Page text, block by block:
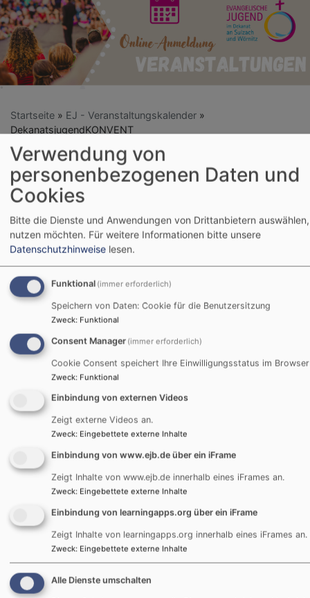
Startseite
EJ - Veranstaltungskalender
DekanatsjugendKONVENT
Im Menü kannst du das passende
Jahr wählen und dich bspw. zum
nächsten Konvent anmelden oder
die Erklärvideos anschauen.
oder klicke hier:
https://www.dekanat-feuchtwangen.de/Konvent-2026
https://www.dekanat-feuchtwangen.de/Konvent-2025
http://www.dekanat-feuchtwangen.de/Konvent-2023
http://www.dekanat-feuchtwangen.de/Konvent-2021
In Zukunft wird diese Zwischenseite
Verwendung von
personenbezogenen Daten und
Cookies
Bitte die Dienste und Anwendungen von Drittanbietern
nutzen möchten. Für weitere Informationen bitte unsere
Datenschutzhinweise lesen.
Funktional (immer erforderlich)
Speichern von Daten: Cookie für die Benutzersitzung
Zweck: Funktional
Consent Manager (immer erforderlich)
Cookie Consent speichert Ihre Einwilligungsstatus im Browser
Zweck: Funktional
Einbindung von externen Videos
Zeigt externe Videos an.
Zweck: Eingebettete externe Inhalte
Einbindung von www.ejb.de über ein iFrame
Zeigt Inhalte von www.ejb.de innerhalb eines iFrames an.
Zweck: Eingebettete externe Inhalte
Einbindung von learningapps.org über ein iFrame
Zeigt Inhalte von learningapps.org innerhalb eines iFrames an.
Zweck: Eingebettete externe Inhalte
Alle Dienste umschalten